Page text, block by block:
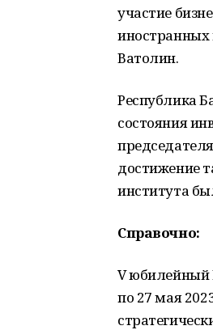
участие
иностранных
Ватолин.
Республика
состояния
достижение
института
Справочно:
V юбилейный
по 27 мая